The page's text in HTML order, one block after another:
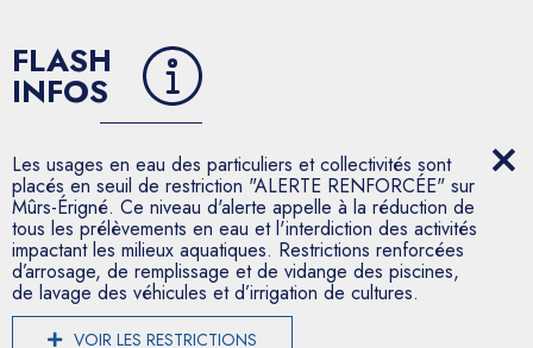
FLASH
INFOS
Les usages en eau des particuliers et collectivités sont
placés en seuil de restriction "ALERTE RENFORCÉE" sur
Mûrs-Érigné. Ce niveau d'alerte appelle à la réduction de
tous les prélèvements en eau et l'interdiction des activités
impactant les milieux aquatiques. Restrictions renforcées
d’arrosage, de remplissage et de vidange des piscines,
de lavage des véhicules et d’irrigation de cultures.
VOIR LES RESTRICTIONS